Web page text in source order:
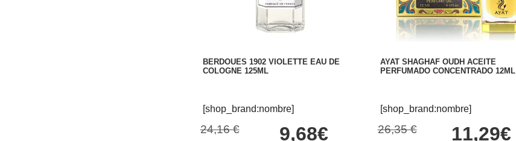
BERDOUES 1902 VIOLETTE EAU DE
COLOGNE 125ML
[shop_brand:nombre]
24,16 € 9,68€
AYAT SHAGHAF OUDH ACEITE
PERFUMADO CONCENTRADO 12ML
[shop_brand:nombre]
26,35 € 11,29€